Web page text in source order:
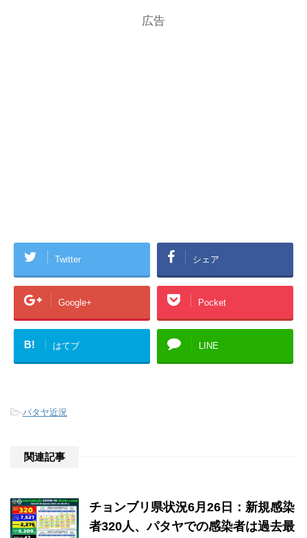
広告
Twitter シェア
Google+ Pocket
B! はてブ LINE
-パタヤ近況
関連記事
チョンブリ県状況6月26日：新規感染
者320人、パタヤでの感染者は過去最